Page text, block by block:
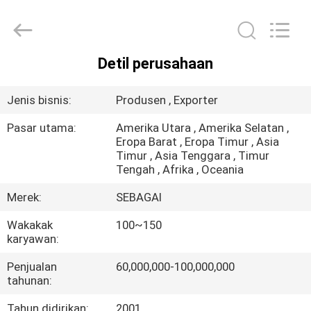
PRODUK
TENTANG
KAMI
TUR
PABRIK
Shelves
Co.,Ltd.
Detil perusahaan
Jenis bisnis:
Produsen , Exporter
Pasar utama:
Amerika Utara , Amerika Selatan ,
Eropa Barat , Eropa Timur , Asia
Timur , Asia Tenggara , Timur
Tengah , Afrika , Oceania
Merek:
SEBAGAI
Wakakak
karyawan:
100~150
Penjualan
tahunan:
60,000,000-100,000,000
Tahun didirikan:
2001